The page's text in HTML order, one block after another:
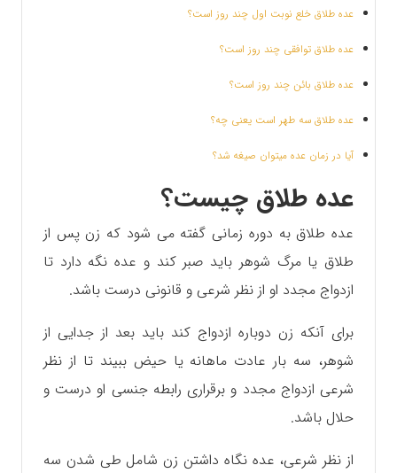
عده طلاق خلع نوبت اول چند روز است؟
عده طلاق توافقی چند روز است؟
عده طلاق بائن چند روز است؟
عده طلاق سه طهر است یعنی چه؟
آیا در زمان عده میتوان صیغه شد؟
عده طلاق چیست؟
عده طلاق به دوره زمانی گفته می شود که زن پس از
طلاق یا مرگ شوهر باید صبر کند و عده نگه دارد تا
ازدواج مجدد او از نظر شرعی و قانونی درست باشد.
برای آنکه زن دوباره ازدواج کند باید بعد از جدایی از
شوهر، سه بار عادت ماهانه یا حیض ببیند تا از نظر
شرعی ازدواج مجدد و برقراری رابطه جنسی او درست و
حلال باشد.
از نظر شرعی، عده نگاه داشتن زن شامل طی شدن سه